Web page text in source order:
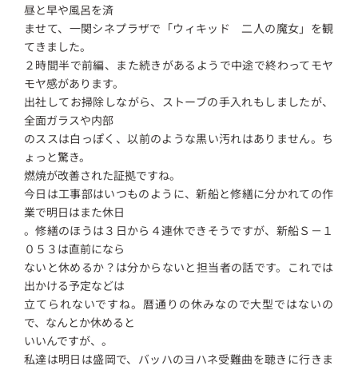
昼と早や風呂を済
ませて、一関シネプラザで「ウィキッド 二人の魔女」を観
てきました。
２時間半で前編、また続きがあるようで中途で終わってモヤ
モヤ感があります。
出社してお掃除しながら、ストーブの手入れもしましたが、
全面ガラスや内部
のススは白っぽく、以前のような黒い汚れはありません。ち
ょっと驚き。
燃焼が改善された証拠ですね。
今日は工事部はいつものように、新船と修繕に分かれての作
業で明日はまた休日
。修繕のほうは３日から４連休できそうですが、新船Ｓ－１
０５３は直前になら
ないと休めるか？は分からないと担当者の話です。これでは
出かける予定などは
立てられないですね。暦通りの休みなので大型ではないの
で、なんとか休めると
いいんですが、。
私達は明日は盛岡で、バッハのヨハネ受難曲を聴きに行きま